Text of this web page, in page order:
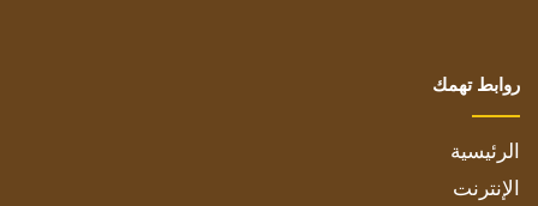
روابط تهمك
الرئيسية
الإنترنت